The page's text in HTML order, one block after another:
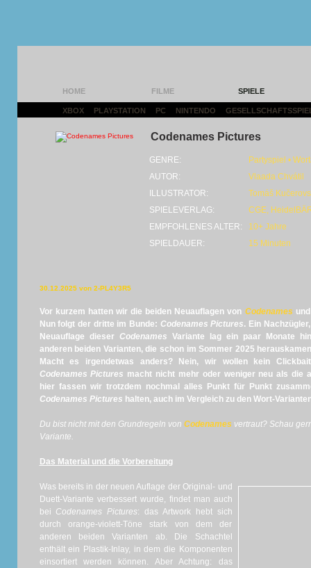
HOME FILME SPIELE
XBOX PLAYSTATION PC NINTENDO
Codenames Pictures
GENRE:
Partyspiel •
AUTOR:
Vlaada Chvátil
ILLUSTRATOR:
Tomáš
SPIELEVERLAG:
CGE,
EMPFOHLENES ALTER:
10+ Jahre
SPIELDAUER:
15 Minuten
30.12.2025 von 2-PL4Y3R5
Vor kurzem hatten wir die beiden Neuauflagen von Codenames
Nun folgt der dritte im Bunde: Codenames Pictures. Ein
Neuauflage dieser Codenames Variante lag ein paar Monate
anderen beiden Varianten, die schon im Sommer 2025
Macht es irgendetwas anders? Nein, wir wollen kein
Codenames Pictures macht nicht mehr oder weniger neu als die
hier fassen wir trotzdem nochmal alles Punkt für Punkt
Codenames Pictures halten, auch im Vergleich zu den Wort-
Du bist nicht mit den Grundregeln von Codenames vertraut? Schau
Variante.
Das Material und die Vorbereitung
Was bereits in der neuen Auflage der Original- und
Duett-Variante verbessert wurde, findet man auch
bei Codenames Pictures: das Artwork hebt sich
durch orange-violett-Töne stark von dem der
anderen beiden Varianten ab. Die Schachtel
enthält ein Plastik-Inlay, in dem die Komponenten
einsortiert werden können. Aber Achtung: das